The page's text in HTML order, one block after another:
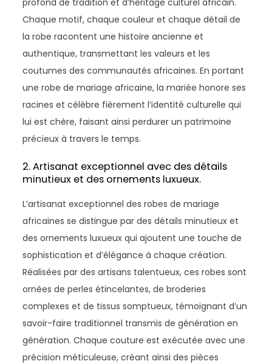
profond de tradition et d’héritage culturel africain.
Chaque motif, chaque couleur et chaque détail de
la robe racontent une histoire ancienne et
authentique, transmettant les valeurs et les
coutumes des communautés africaines. En portant
une robe de mariage africaine, la mariée honore ses
racines et célèbre fièrement l’identité culturelle qui
lui est chère, faisant ainsi perdurer un patrimoine
précieux à travers le temps.
2. Artisanat exceptionnel avec des détails
minutieux et des ornements luxueux.
L’artisanat exceptionnel des robes de mariage
africaines se distingue par des détails minutieux et
des ornements luxueux qui ajoutent une touche de
sophistication et d’élégance à chaque création.
Réalisées par des artisans talentueux, ces robes sont
ornées de perles étincelantes, de broderies
complexes et de tissus somptueux, témoignant d’un
savoir-faire traditionnel transmis de génération en
génération. Chaque couture est exécutée avec une
précision méticuleuse, créant ainsi des pièces